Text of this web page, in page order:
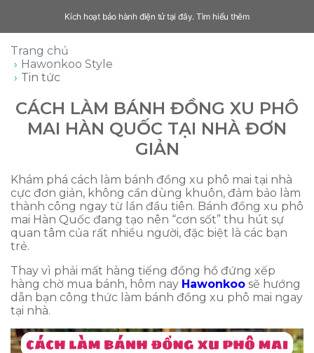
Kích hoạt bảo hành điện tử tại đây. Tìm hiểu thêm
Trang chủ
Hawonkoo Style
Tin tức
CÁCH LÀM BÁNH ĐỒNG XU PHÔ
MAI HÀN QUỐC TẠI NHÀ ĐƠN
GIẢN
Khám phá cách làm bánh đồng xu phô mai tại nhà
cực đơn giản, không cần dùng khuôn, đảm bảo làm
thành công ngay từ lần đầu tiên. Bánh đồng xu phô
mai Hàn Quốc đang tạo nên “cơn sốt” thu hút sự
quan tâm của rất nhiều người, đặc biệt là các bạn
trẻ.
Thay vì phải mất hàng tiếng đồng hồ đứng xếp
hàng chờ mua bánh, hôm nay Hawonkoo sẽ hướng
dẫn bạn công thức làm bánh đồng xu phô mai ngay
tại nhà.